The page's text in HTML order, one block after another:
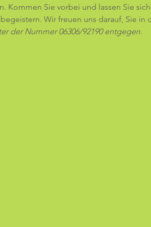
Kommen Sie vorbei und lassen Sie
Wir freuen uns darauf, Sie in
der Nummer 06306/92190 entgegen.